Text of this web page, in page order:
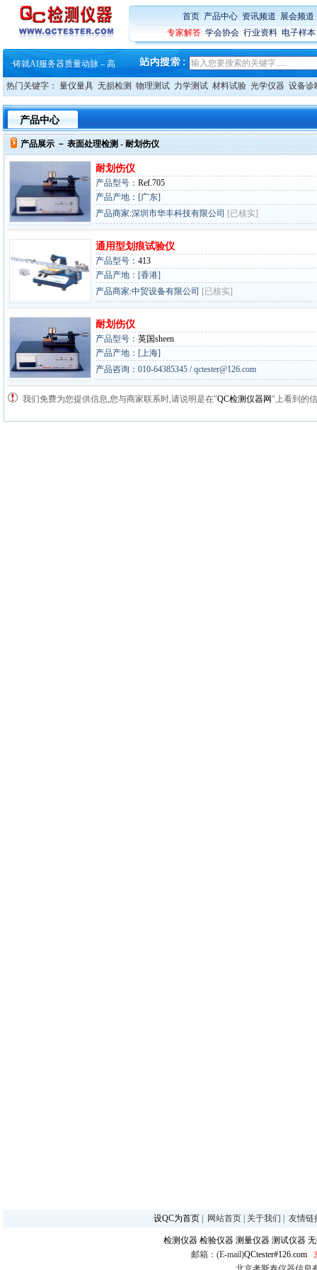
首页: 产品中心: 资讯频道: 展会频道
专家解答: 学会协会: 行业资料: 电子样本
蔡司和亿纬锂能达成战略合作
大牌云集 买家升级 ——26
蔡司软件 | 高效变形分析能
·铸就AI服务器质量动脉 – 高
·铸就AI服务器质量动脉 – 高
·ZEISS BOSELLO ADR 让内部缺
·蔡司和亿纬锂能达成战略合作
热门关键字： 量仪量具 无损检测 物理测试 力学测试 材料试验 光学仪器 设备诊
产品中心
产品展示 － 表面处理检测- 耐划伤仪
耐划伤仪
产品型号： Ref.705
产品产地：[广东]
产品商家:深圳市华丰科技有限公司 [已核实]
通用型划痕试验仪
产品型号： 413
产品产地：[香港]
产品商家:中贸设备有限公司 [已核实]
耐划伤仪
产品型号： 英国sheen
产品产地：[上海]
产品咨询：010-64385345 / qctester@126.com
我们免费为您提供信息,您与商家联系时,请说明是在"QC检测仪器网"上看到的
设QC为首页 网站首页 关于我们 友情链
检测仪器 检验仪器 测量仪器 测试仪器
邮箱：(E-mail)QCtester#126.com